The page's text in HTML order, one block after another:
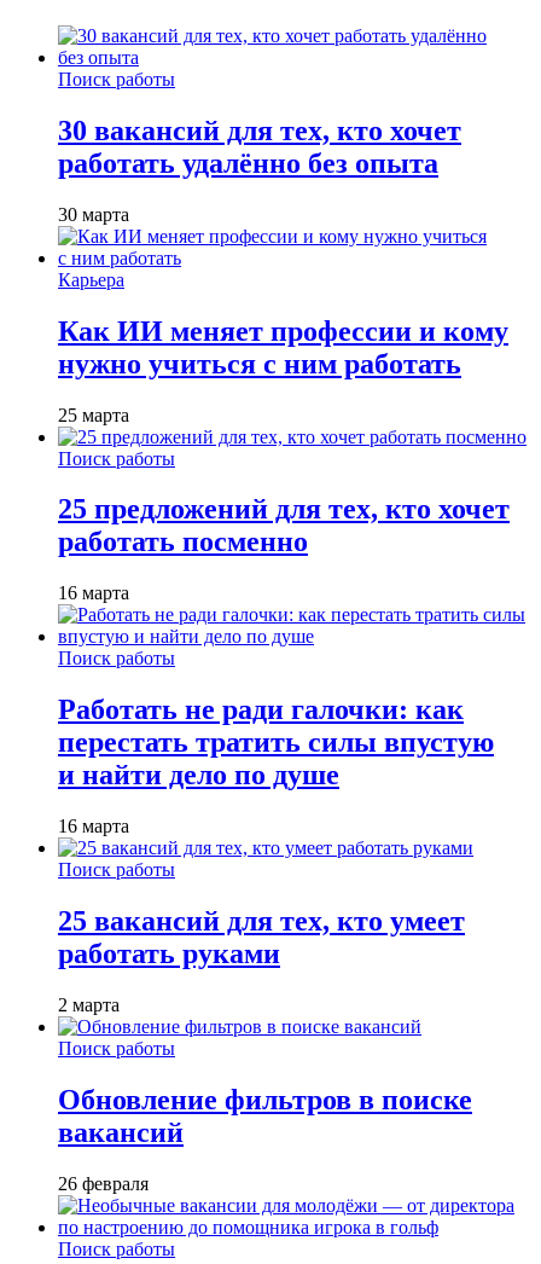
Поиск работы
30 вакансий для тех, кто хочет
работать удалённо без опыта
30 марта
Карьера
Как ИИ меняет профессии и кому
нужно учиться с ним работать
25 марта
Поиск работы
25 предложений для тех, кто хочет
работать посменно
16 марта
Поиск работы
Работать не ради галочки: как
перестать тратить силы впустую
и найти дело по душе
16 марта
Поиск работы
25 вакансий для тех, кто умеет
работать руками
2 марта
Поиск работы
Обновление фильтров в поиске
вакансий
26 февраля
Поиск работы